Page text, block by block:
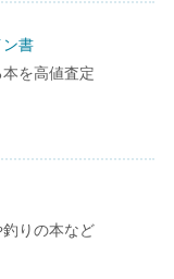
書
を高値査定
りの本など